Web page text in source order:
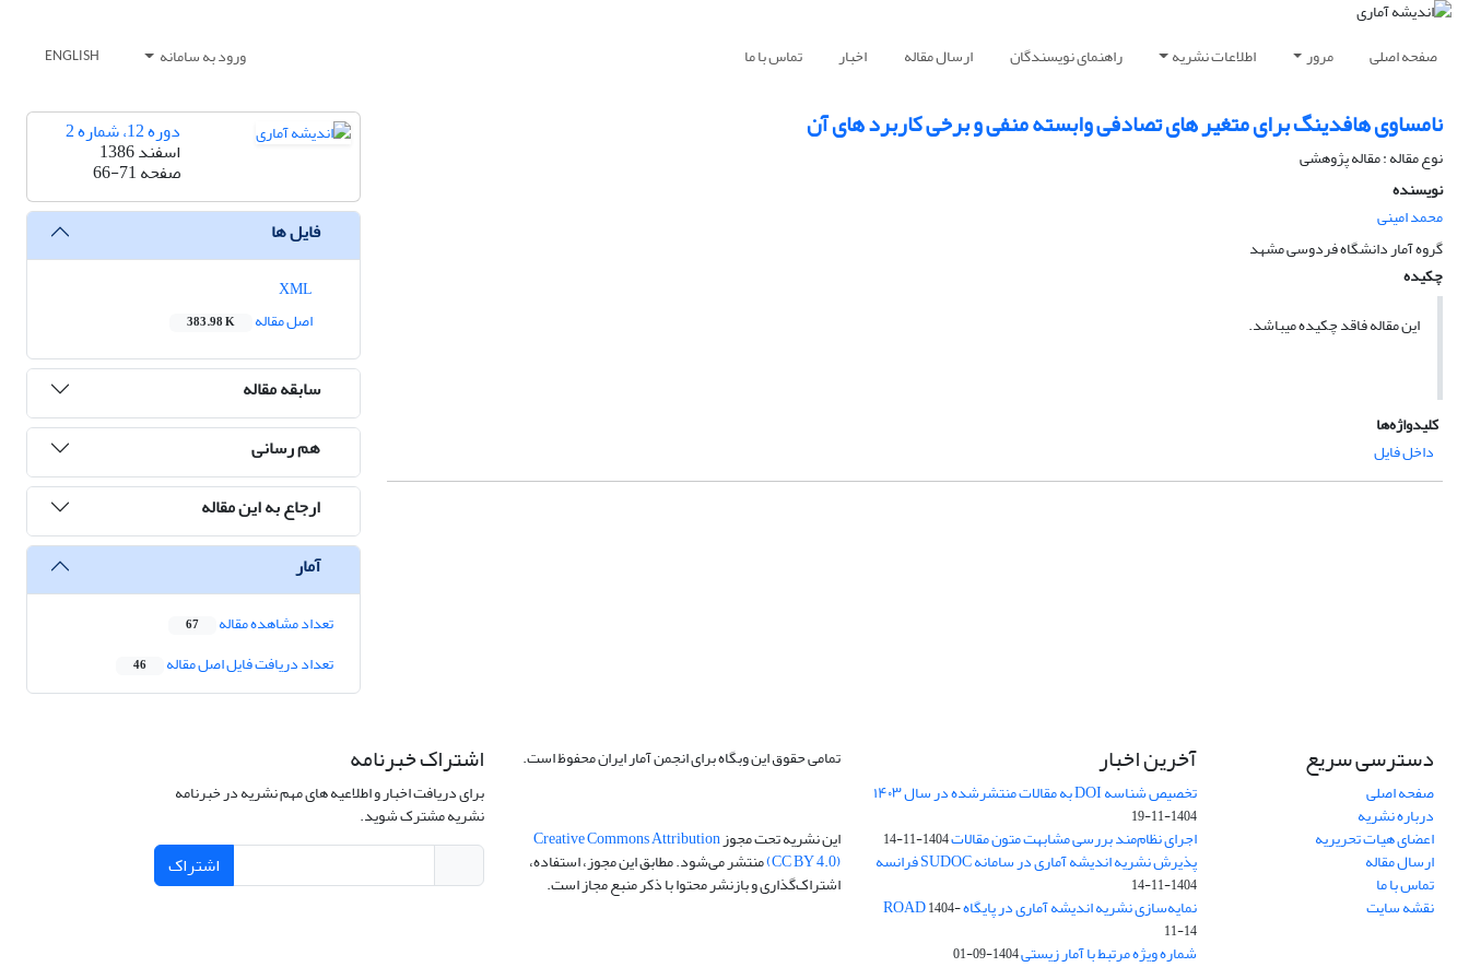
صفحه اصلی مرور اطلاعات نشریه راهنمای نویسندگان ارسال مقاله اخبار تماس با ما ورود به سامانه ENGLISH
نامساوی هافدینگ برای متغیر های تصادفی وابسته منفی و برخی کاربرد های آن
نوع مقاله : مقاله پژوهشی
نویسنده
محمد امینی
گروه آمار دانشگاه فردوسی مشهد
چکیده
این مقاله فاقد چکیده می​باشد.
کلیدواژه‌ها
داخل فایل
دوره 12، شماره 2
اسفند 1386
صفحه66-71
فایل ها
اصل مقاله
383.98 K
سابقه مقاله
هم رسانی
ارجاع به این مقاله
آمار
تعداد مشاهده مقاله 67
تعداد دریافت فایل اصل مقاله 46
دسترسی سریع
صفحه اصلی
درباره نشریه
اعضای هیات تحریریه
ارسال مقاله
تماس با ما
نقشه سایت
آخرین اخبار
تخصیص شناسه DOI به مقالات منتشرشده در سال ۱۴۰۳
1404-11-19
اجرای نظام‌مند بررسی مشابهت متون مقالات1404-11-14
پذیرش نشریه اندیشه آماری در سامانه SUDOC فرانسه
1404-11-14
نمایه‌سازی نشریه اندیشه آماری در پایگاه ROAD1404-
11-14
شماره ویژه مرتبط با آمار زیستی1404-09-01
تمامی حقوق این وبگاه برای انجمن آمار ایران محفوظ است.
این نشریه تحت مجوزCreative Commons Attribution
(CC BY 4.0)منتشر می‌شود. مطابق این مجوز، استفاده،
اشتراک‌گذاری و بازنشر محتوا با ذکر منبع مجاز است.
اشتراک خبرنامه
برای دریافت اخبار و اطلاعیه های مهم نشریه در خبرنامه
نشریه مشترک شوید.
اشتراک